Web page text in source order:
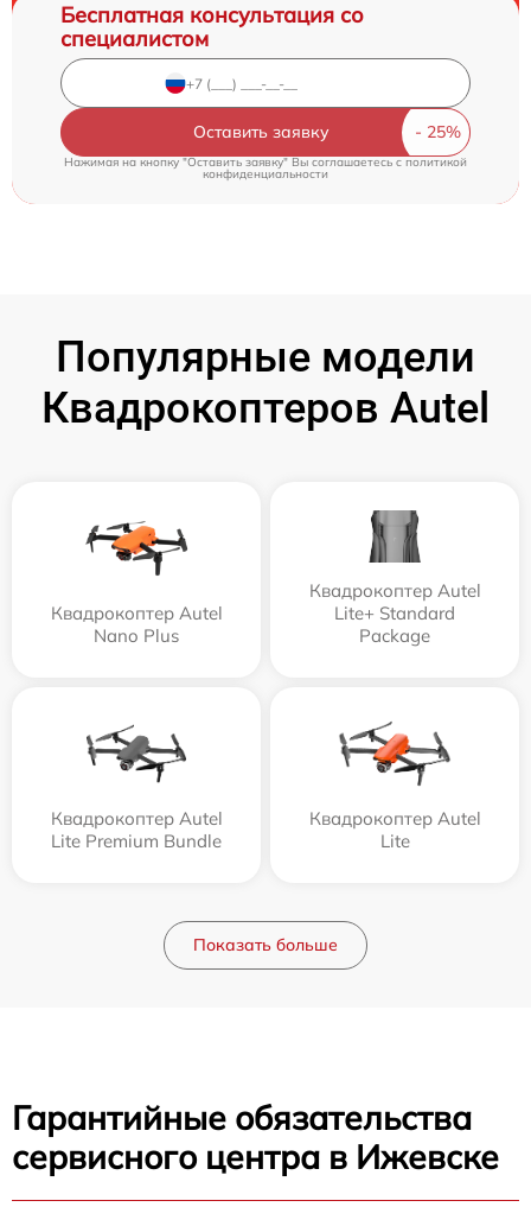
Бесплатная консультация со
специалистом
Оставить заявку
Нажимая на кнопку "Оставить заявку" Вы соглашаетесь c политикой
конфиденциальности
Популярные модели
Квадрокоптеров Autel
Квадрокоптер Autel
Nano Plus
Квадрокоптер Autel
Lite+ Standard
Package
Квадрокоптер Autel
Lite Premium Bundle
Квадрокоптер Autel
Lite
Показать больше
Гарантийные обязательства
сервисного центра в Ижевске